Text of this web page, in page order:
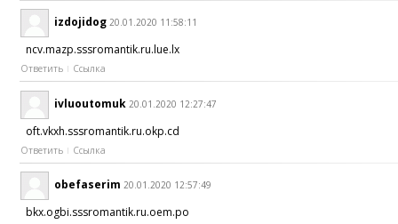
izdojidog 20.01.2020 11:58:11
ncv.mazp.sssromantik.ru.lue.lx
Ответить Ссылка
ivluoutomuk 20.01.2020 12:27:47
oft.vkxh.sssromantik.ru.okp.cd
Ответить Ссылка
obefaserim 20.01.2020 12:57:49
bkx.ogbi.sssromantik.ru.oem.po